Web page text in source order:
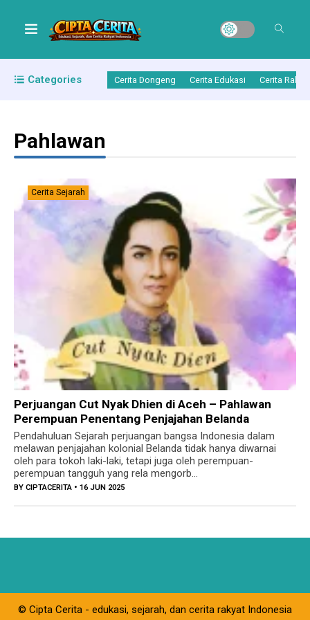
Categories Cerita Dongeng Cerita Edukasi Cerita Rakyat
Pahlawan
Cerita Sejarah
Perjuangan Cut Nyak Dhien di Aceh – Pahlawan
Perempuan Penentang Penjajahan Belanda
Pendahuluan Sejarah perjuangan bangsa Indonesia dalam
melawan penjajahan kolonial Belanda tidak hanya diwarnai
oleh para tokoh laki-laki, tetapi juga oleh perempuan-
perempuan tangguh yang rela mengorb...
BY CIPTACERITA • 16 JUN 2025
© Cipta Cerita - edukasi, sejarah, dan cerita rakyat Indonesia